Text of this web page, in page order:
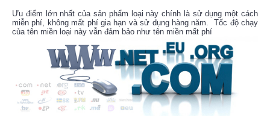
Ưu điểm lớn nhất của sản phẩm loại này chính là sử dụng một cách
miễn phí, không mất phí gia hạn và sử dụng hàng năm. Tốc độ chạy
của tên miền loại này vẫn đảm bảo như tên miền mất phí